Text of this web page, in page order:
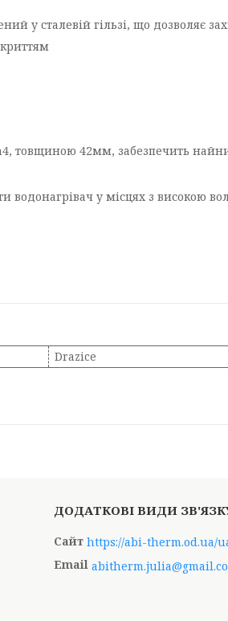
сталевій гільзі, що дозволяє
товщиною 42мм, забезпечить
водонагрівач у місцях з високою
Drazice
https://abi-therm.od.ua/